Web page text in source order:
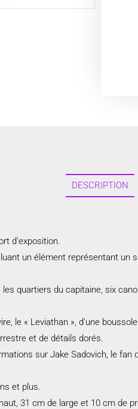
DESCRIPTION
d’exposition.
un élément représentant
quartiers du capitaine, six
le « Leviathan », d’une
et de détails dorés.
sur Jake Sadovich, le
et plus.
31 cm de large et 10 cm de